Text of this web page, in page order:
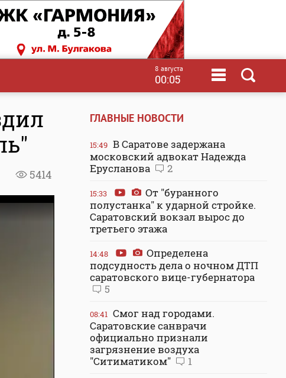
8 августа
00:05
5414
ГЛАВНЫЕ НОВОСТИ
15:49 В Саратове задержана
московский адвокат Надежда
Ерусланова
2
15:33
От "буранного
полустанка" к ударной стройке.
Саратовский вокзал вырос до
третьего этажа
14:48
Определена
подсудность дела о ночном ДТП
саратовского вице-губернатора
5
08:41 Смог над городами.
Саратовские санврачи
официально признали
загрязнение воздуха
"Ситиматиком"
1